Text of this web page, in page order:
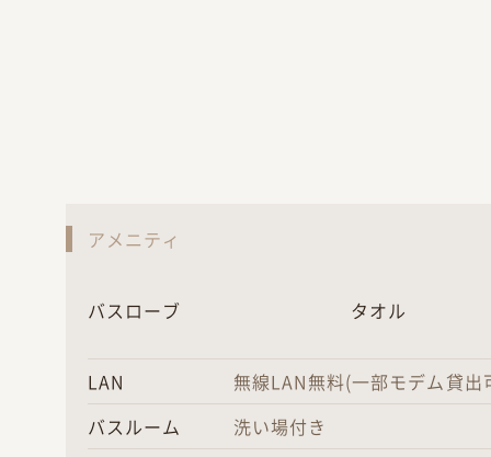
アメニティ
バスローブ タオル
LAN
無線LAN無料(一部モデム貸出
バスルーム
洗い場付き